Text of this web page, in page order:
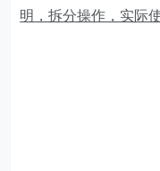
明，拆分操作，实际